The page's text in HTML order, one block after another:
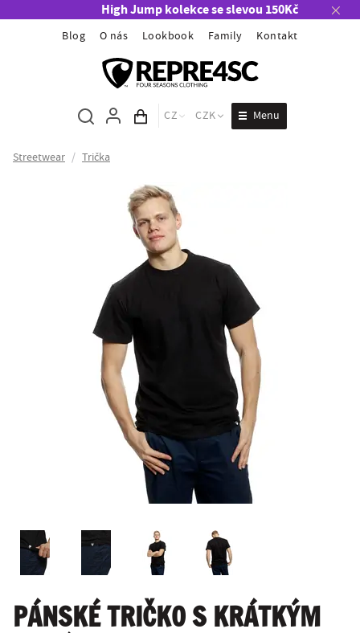
High Jump kolekce se slevou 150Kč
Blog O nás Lookbook Family Kontakt
Obsah košíku
CZ CZK Menu
Streetwear / Trička
PÁNSKÉ TRIČKO S KRÁTKÝM